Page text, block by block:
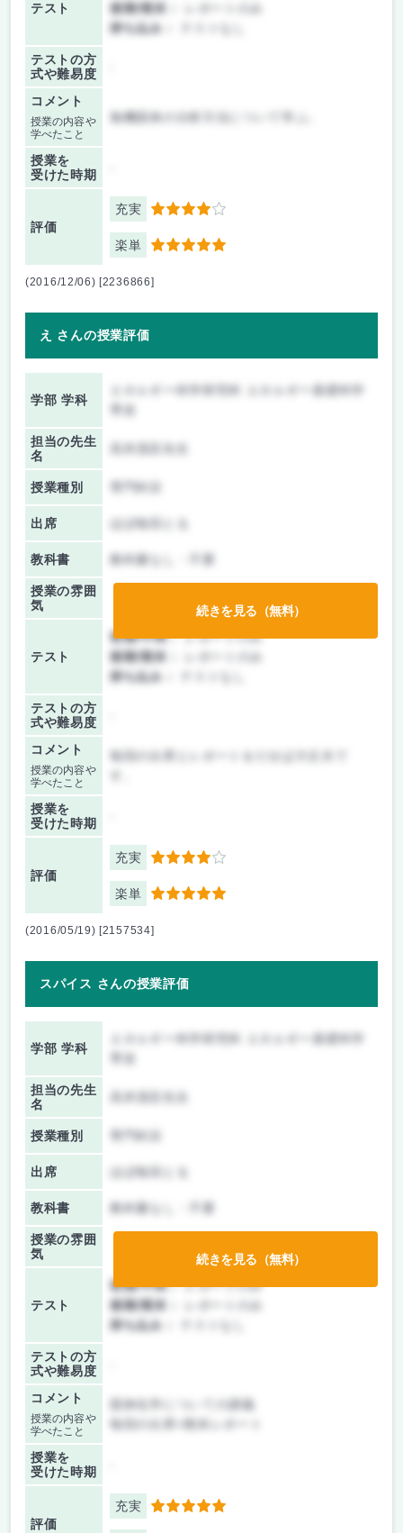
テスト
後期/期末：
持ち込み：
テストの方
式や難易度
コメント
授業の内容や
学べたこと
無機固体の分析方法について学ぶ。
授業を
受けた時期
評価
充実 4
楽単 5
(2016/12/06) [2236866]
え さんの授業評価
学部 学科
担当の先生
名
授業種別
出席 ほぼ毎回とる
教科書 教科書なし・不要
授業の雰囲
気
テスト
前期/中間：レポートのみ
後期/期末：
持ち込み：
テストの方
式や難易度
コメント
授業の内容や
学べたこと
毎回の出席とレポートをだせば大丈夫で
授業を
受けた時期
評価
充実 4
楽単 5
続きを見る（無料）
(2016/05/19) [2157534]
スパイス さんの授業評価
学部 学科
担当の先生
名
授業種別
出席 ほぼ毎回とる
教科書 教科書なし・不要
授業の雰囲
気
テスト
前期/中間：レポートのみ
後期/期末：
持ち込み：
テストの方
式や難易度
コメント
授業の内容や
学べたこと
固体化学についての講義
毎回の出席+期末レポート
授業を
受けた時期
評価
充実 5
続きを見る（無料）